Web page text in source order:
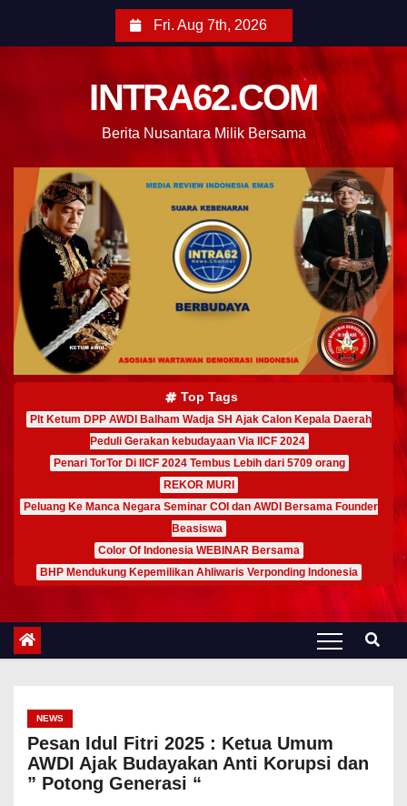
Fri. Aug 7th, 2026
INTRA62.COM
Berita Nusantara Milik Bersama
Top Tags
Plt Ketum DPP AWDI Balham Wadja SH Ajak Calon Kepala Daerah
Peduli Gerakan kebudayaan Via IICF 2024
Penari TorTor Di IICF 2024 Tembus Lebih dari 5709 orang
REKOR MURI
Peluang Ke Manca Negara Seminar COI dan AWDI Bersama Founder
Beasiswa
Color Of Indonesia WEBINAR Bersama
BHP Mendukung Kepemilikan Ahliwaris Verponding Indonesia
NEWS
Pesan Idul Fitri 2025 : Ketua Umum
AWDI Ajak Budayakan Anti Korupsi dan
” Potong Generasi “